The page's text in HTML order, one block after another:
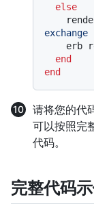
else
exchange
end
end
请将您的代
可以按照完
代码。
完整代码